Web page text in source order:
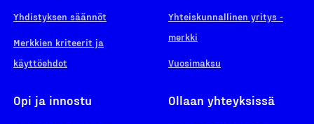
Yhdistyksen säännöt
Merkkien kriteerit ja
käyttöehdot
Yhteiskunnallinen yritys -
merkki
Vuosimaksu
Opi ja innostu Ollaan yhteyksissä